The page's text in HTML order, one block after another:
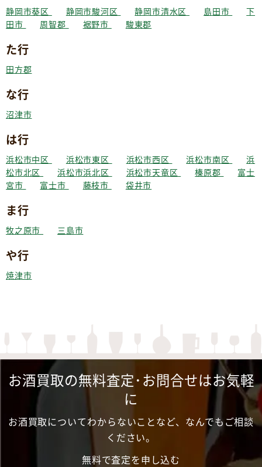
静岡市葵区 静岡市駿河区 静岡市清水区 島田市
下
田市
周智郡 裾野市 駿東郡
た行
田方郡
な行
沼津市
は行
浜松市中区 浜松市東区 浜松市西区 浜松市南区
浜
松市北区
浜松市浜北区 浜松市天竜区 榛原郡
富士
宮市
富士市 藤枝市 袋井市
ま行
牧之原市 三島市
や行
焼津市
お酒買取の無料査定･お問合せはお気軽
に
お酒買取についてわからないことなど、なんでもご相談
ください。
無料で査定を申し込む